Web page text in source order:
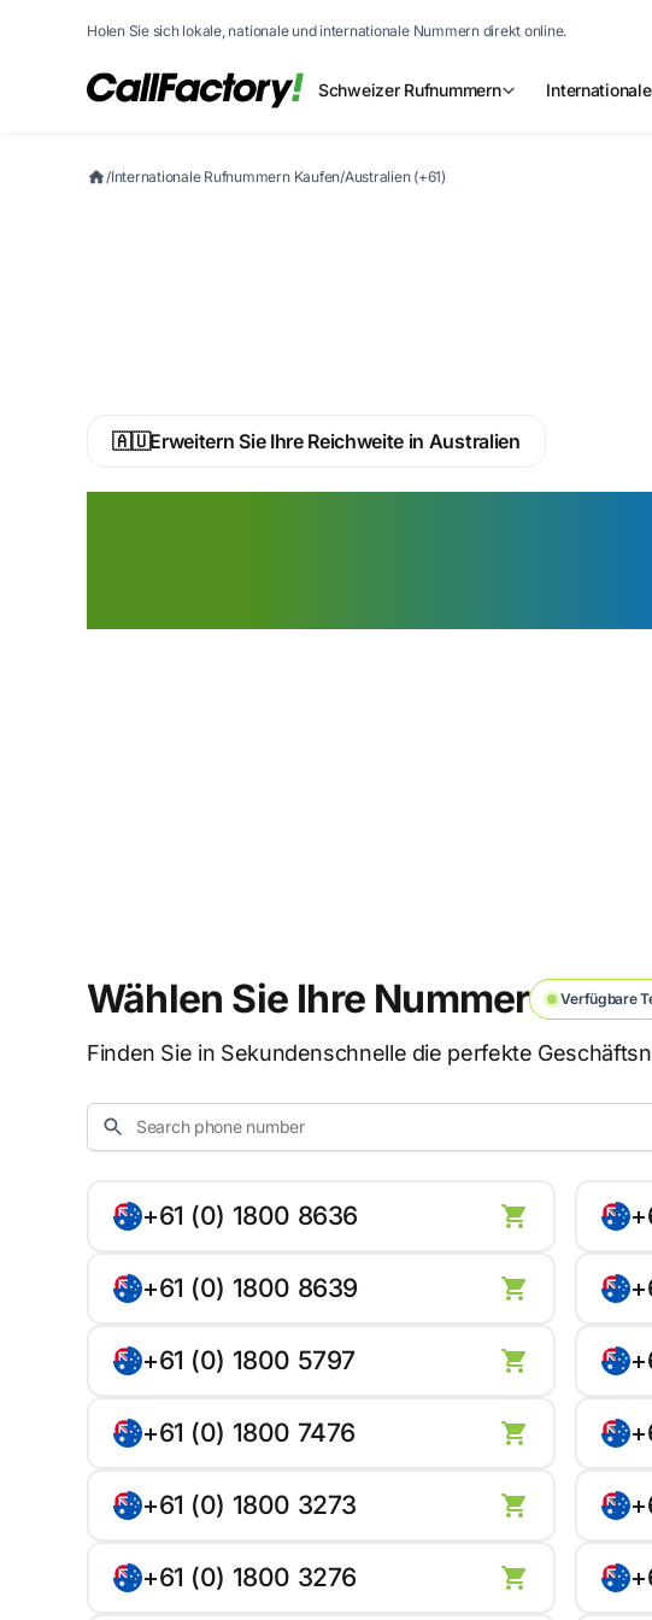
Holen Sie sich lokale, nationale und internationale Nummern direkt online.
Schweizer Rufnummern
/Internationale Rufnummern Kaufen/Australien (+61)
🇦🇺Erweitern Sie Ihre Reichweite in Australien
Wählen Sie Ihre Nummer Verfügbare
Finden Sie in Sekundenschnelle die perfekte
+61 (0) 1800 8636
+61 (0) 1800 8639
+61 (0) 1800 5797
+61 (0) 1800 7476
+61 (0) 1800 3273
+61 (0) 1800 3276